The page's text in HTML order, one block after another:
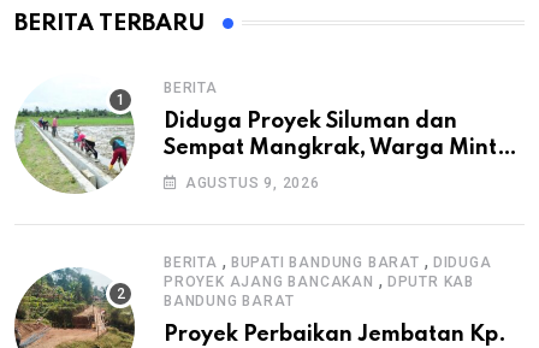
BERITA TERBARU
BERITA
Diduga Proyek Siluman dan
Sempat Mangkrak, Warga Minta
APH Usut Tuntas Pembangunan
AGUSTUS 9, 2026
BERITA , BUPATI BANDUNG BARAT , DIDUGA
PROYEK AJANG BANCAKAN , DPUTR KAB
BANDUNG BARAT
Proyek Perbaikan Jembatan Kp.